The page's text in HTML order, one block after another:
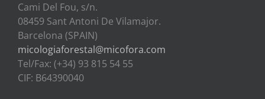
Cami Del Fou, s/n.
08459 Sant Antoni De Vilamajor.
Barcelona (SPAIN)
micologiaforestal@micofora.com
Tel/Fax: (+34) 93 815 54 55
CIF: B64390040